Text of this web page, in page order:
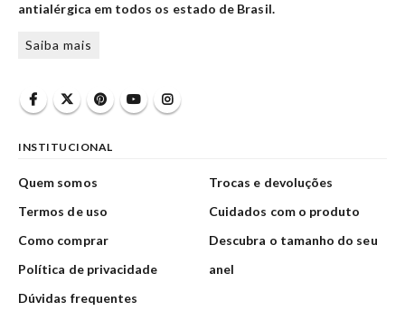
antialérgica em todos os estado de Brasil.
Saiba mais
INSTITUCIONAL
Quem somos
Termos de uso
Como comprar
Política de privacidade
Dúvidas frequentes
Trocas e devoluções
Cuidados com o produto
Descubra o tamanho do seu
anel